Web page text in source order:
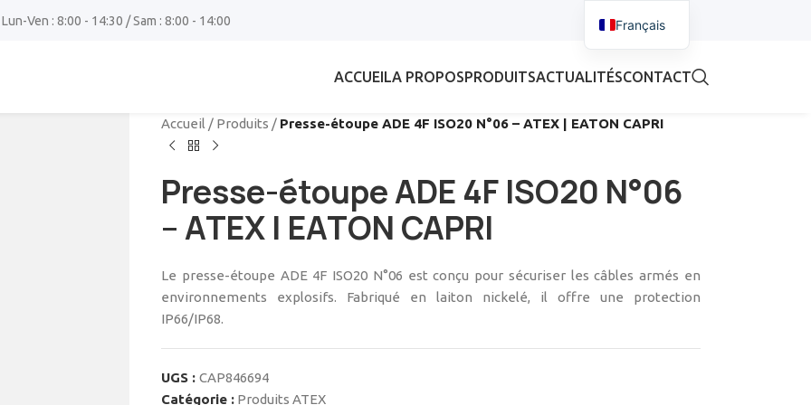
Ven : 8:00 - 14:30 / Sam : 8:00 - 14:00
ACCUEILA PROPOSPRODUITSACTUALITÉSCONTACT
Accueil / Produits / Presse-étoupe ADE 4F ISO20 N°06 – ATEX | EATON CAPRI
Presse-étoupe ADE 4F ISO20 N°06
– ATEX | EATON CAPRI
Le presse-étoupe ADE 4F ISO20 N°06 est conçu pour sécuriser les câbles armés en
environnements explosifs. Fabriqué en laiton nickelé, il offre une protection
IP66/IP68.
UGS : CAP846694
Catégorie : Produits ATEX
Français